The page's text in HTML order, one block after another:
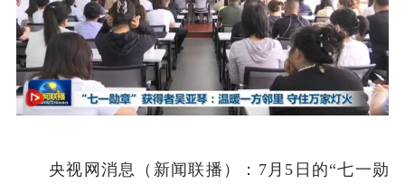
央视网消息（新闻联播）：7月5日的“七一勋